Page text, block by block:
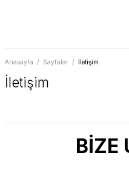
Anasayfa Sayfalar İletişim
İletişim
BİZE